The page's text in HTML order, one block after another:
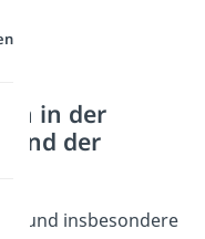
in der
und der
und insbesondere